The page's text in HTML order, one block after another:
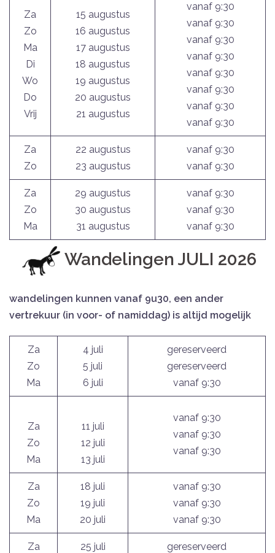
Za
Zo
Ma
Di
Wo
Do
Vrij
15 augustus
16 augustus
17 augustus
18 augustus
19 augustus
20 augustus
21 augustus
vanaf 9:30
vanaf 9:30
vanaf 9:30
vanaf 9:30
vanaf 9:30
vanaf 9:30
vanaf 9:30
vanaf 9:30
Za
Zo
22 augustus
23 augustus
vanaf 9:30
vanaf 9:30
Za
Zo
Ma
29 augustus
30 augustus
31 augustus
vanaf 9:30
vanaf 9:30
vanaf 9:30
Wandelingen JULI 2026
wandelingen kunnen vanaf 9u30, een ander
vertrekuur (in voor- of namiddag) is altijd mogelijk
Za
Zo
Ma
4 juli
5 juli
6 juli
gereserveerd
gereserveerd
vanaf 9:30
Za
Zo
Ma
11 juli
12 juli
13 juli
vanaf 9:30
vanaf 9:30
vanaf 9:30
Za
Zo
Ma
18 juli
19 juli
20 juli
vanaf 9:30
vanaf 9:30
vanaf 9:30
Za
25 juli
gereserveerd